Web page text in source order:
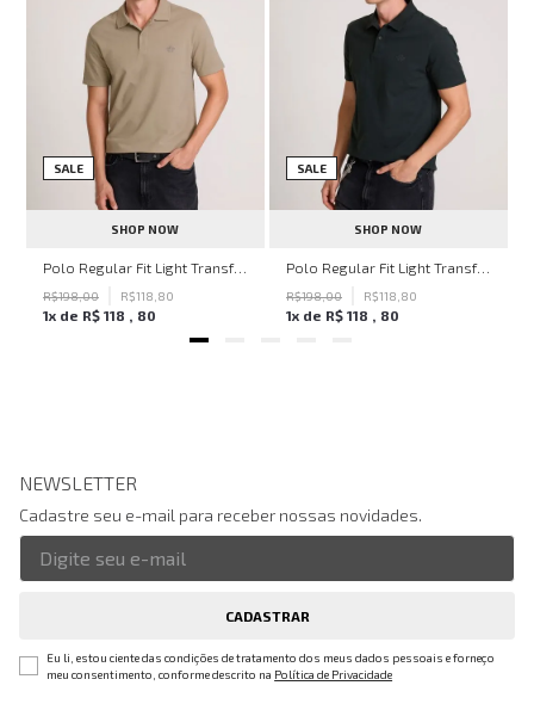
SALE
SHOP NOW
Polo Regular Fit Light Transfer Bege Médio John John Masculina
R$198,00 R$118 80
1x de R$ 118 80
SALE
SHOP NOW
Polo Regular Fit Light Transfer Verde Escuro John John Masculina
R$198,00 R$118 80
1x de R$ 118 80
NEWSLETTER
Cadastre seu e-mail para receber nossas novidades.
CADASTRAR
Eu li, estou ciente das condições de tratamento dos meus dados pessoais e forneço
meu consentimento, conforme descrito na Política de Privacidade